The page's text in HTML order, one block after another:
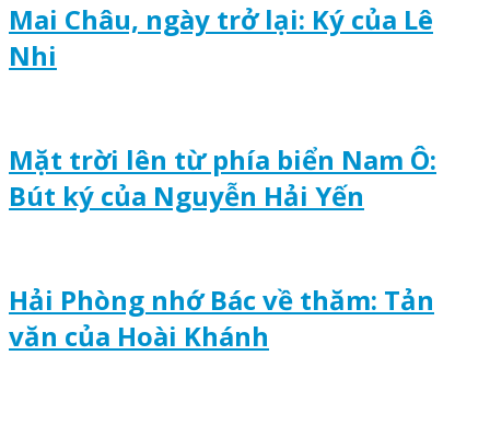
Mai Châu, ngày trở lại: Ký của Lê
Nhi
Mặt trời lên từ phía biển Nam Ô:
Bút ký của Nguyễn Hải Yến
Hải Phòng nhớ Bác về thăm: Tản
văn của Hoài Khánh